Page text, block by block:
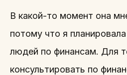
В какой-то момент она
потому что я
людей по финансам. Для
консультировать по